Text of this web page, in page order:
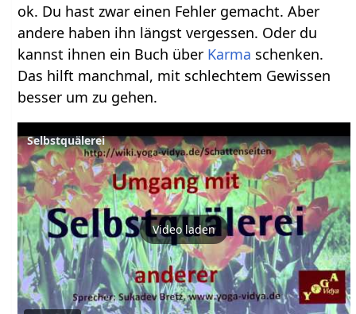
ok. Du hast zwar einen Fehler gemacht. Aber
andere haben ihn längst vergessen. Oder du
kannst ihnen ein Buch über Karma schenken.
Das hilft manchmal, mit schlechtem Gewissen
besser um zu gehen.
Selbstquälerei
Video laden